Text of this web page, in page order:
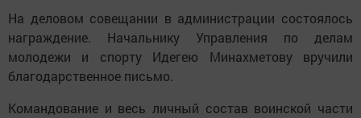
На деловом совещании в администрации состоялось
награждение. Начальнику Управления по делам
молодежи и спорту Идегею Минахметову вручили
благодарственное письмо.
Командование и весь личный состав воинской части